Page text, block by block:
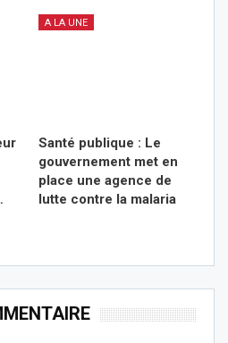
A LA UNE
Santé publique : Le
gouvernement met en
place une agence de
lutte contre la malaria